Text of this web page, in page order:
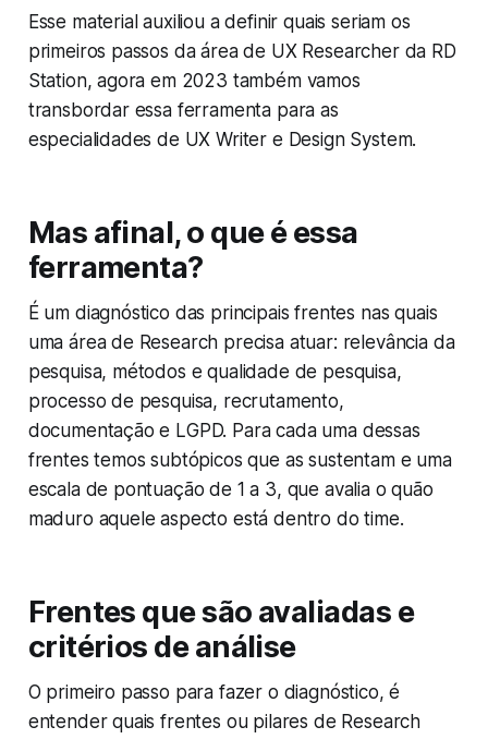
Esse material auxiliou a definir quais seriam os
primeiros passos da área de UX Researcher da RD
Station, agora em 2023 também vamos
transbordar essa ferramenta para as
especialidades de UX Writer e Design System.
Mas afinal, o que é essa
ferramenta?
É um diagnóstico das principais frentes nas quais
uma área de Research precisa atuar: relevância da
pesquisa, métodos e qualidade de pesquisa,
processo de pesquisa, recrutamento,
documentação e LGPD. Para cada uma dessas
frentes temos subtópicos que as sustentam e uma
escala de pontuação de 1 a 3, que avalia o quão
maduro aquele aspecto está dentro do time.
Frentes que são avaliadas e
critérios de análise
O primeiro passo para fazer o diagnóstico, é
entender quais frentes ou pilares de Research